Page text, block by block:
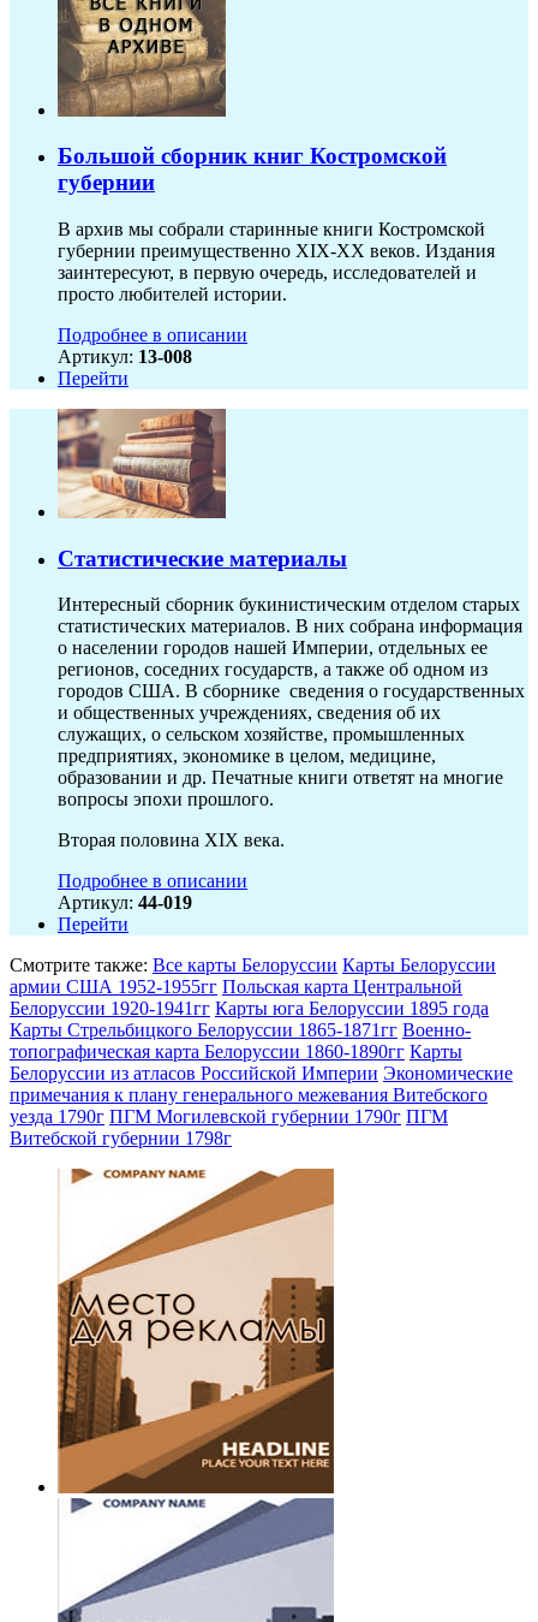
Большой сборник книг Костромской
губернии
В архив мы собрали старинные книги Костромской
губернии преимущественно XIX-ХХ веков. Издания
заинтересуют, в первую очередь, исследователей и
просто любителей истории.
Подробнее в описании
Артикул: 13-008
Перейти
Статистические материалы
Интересный сборник букинистическим отделом старых
статистических материалов. В них собрана информация
о населении городов нашей Империи, отдельных ее
регионов, соседних государств, а также об одном из
городов США. В сборнике сведения о государственных
и общественных учреждениях, сведения об их
служащих, о сельском хозяйстве, промышленных
предприятиях, экономике в целом, медицине,
образовании и др. Печатные книги ответят на многие
вопросы эпохи прошлого.
Вторая половина XIX века.
Подробнее в описании
Артикул: 44-019
Перейти
Смотрите также: Все карты Белоруссии Карты Белоруссии
армии США 1952-1955гг Польская карта Центральной
Белоруссии 1920-1941гг Карты юга Белоруссии 1895 года
Карты Стрельбицкого Белоруссии 1865-1871гг Военно-
топографическая карта Белоруссии 1860-1890гг Карты
Белоруссии из атласов Российской Империи Экономические
примечания к плану генерального межевания Витебского
уезда 1790г ПГМ Могилевской губернии 1790г ПГМ
Витебской губернии 1798г